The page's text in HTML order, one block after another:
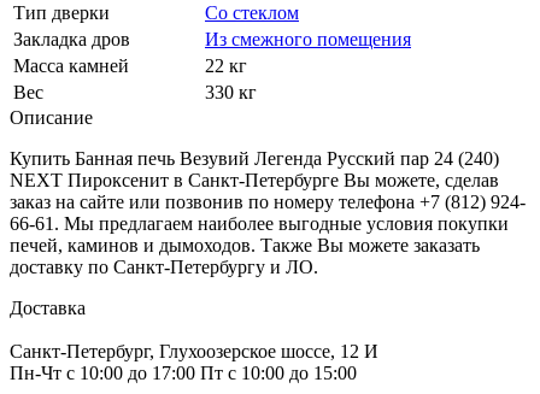
Тип дверки
Со стеклом
Закладка дров
Из смежного помещения
Масса камней
22 кг
Вес
330 кг
Описание
Купить Банная печь Везувий Легенда Русский пар 24 (240)
NEXT Пироксенит в Санкт-Петербурге Вы можете, сделав
заказ на сайте или позвонив по номеру телефона +7 (812) 924-
66-61. Мы предлагаем наиболее выгодные условия покупки
печей, каминов и дымоходов. Также Вы можете заказать
доставку по Санкт-Петербургу и ЛО.
Доставка
Санкт-Петербург, Глухоозерское шоссе, 12 И
Пн-Чт с 10:00 до 17:00 Пт с 10:00 до 15:00